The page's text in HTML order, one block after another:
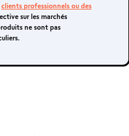
clients professionnels ou des
sur les marchés
ne sont pas